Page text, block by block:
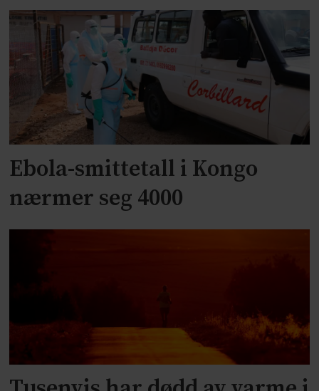
Ebola-smittetall i Kongo
nærmer seg 4000